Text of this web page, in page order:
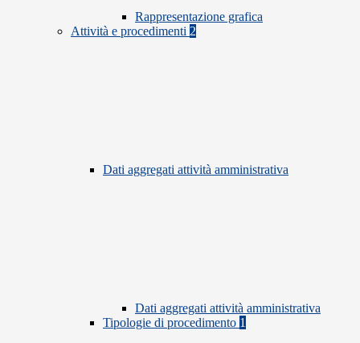
Rappresentazione grafica
Attività e procedimenti 2
Dati aggregati attività amministrativa
Dati aggregati attività amministrativa
Tipologie di procedimento 1